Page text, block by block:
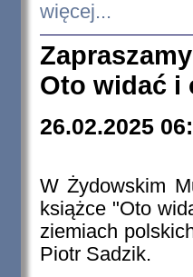
więcej...
Oto widać i
26.02.2025
W Żydowskim
książce "Oto
ziemiach
Piotr Sadzik.